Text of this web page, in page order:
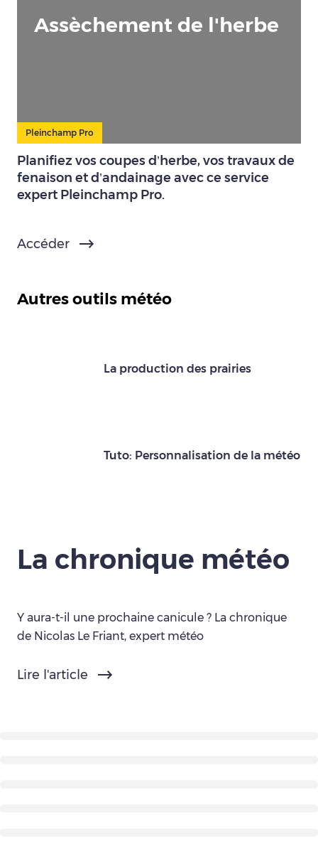
Assèchement de l'herbe
Pleinchamp Pro
Planifiez vos coupes d’herbe, vos travaux de
fenaison et d’andainage avec ce service
expert Pleinchamp Pro.
Accéder
Autres outils météo
La production des prairies
Tuto: Personnalisation de la météo
La chronique météo
Y aura-t-il une prochaine canicule ? La chronique
de Nicolas Le Friant, expert météo
Lire l'article